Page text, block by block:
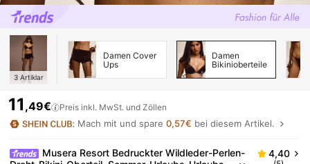
3 Artiklar
Damen Cover
Ups
Damen
Bikinioberteile
11 ,49€ Preis inkl. MwSt. und Zöllen
Mach mit und spare0,57€ bei diesem Artikel.
Musera Resort Bedruckter Wildleder-Perlen-
4,40